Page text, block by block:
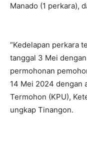
Manado (1 perkara),
“Kedelapan perkara
tanggal 3 Mei
permohonan
14 Mei 2024 dengan
Termohon (KPU),
ungkap Tinangon.